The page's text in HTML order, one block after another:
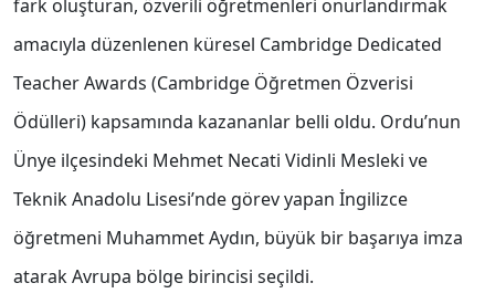
fark oluşturan, özverili öğretmenleri onurlandırmak
amacıyla düzenlenen küresel Cambridge Dedicated
Teacher Awards (Cambridge Öğretmen Özverisi
Ödülleri) kapsamında kazananlar belli oldu. Ordu’nun
Ünye ilçesindeki Mehmet Necati Vidinli Mesleki ve
Teknik Anadolu Lisesi’nde görev yapan İngilizce
öğretmeni Muhammet Aydın, büyük bir başarıya imza
atarak Avrupa bölge birincisi seçildi.